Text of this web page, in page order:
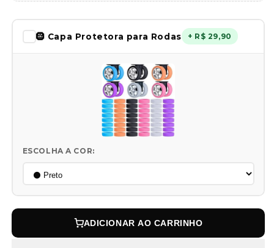
🛞 Capa Protetora para Rodas + R$ 29,90
ESCOLHA A COR:
ADICIONAR AO CARRINHO